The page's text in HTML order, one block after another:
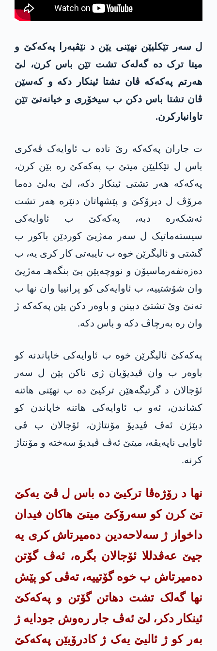
ل سەر تێکلیێن نهێنی یێن د نێڤبەرا پەکەکێ و
میتا ترک دە گەلەک تشت تێن باس کرن، لێ
هەرتم پەکەکە ڤان تشتا ئینکار دکە و کەسێن
ڤان تشتا باس دکن ب سیخۆری و خیانەتێ تێن
تاوانبارکرن.
ت جاران پەکەکە رێ نادە ب ئاوایەک ڤەکری
باس ل تێکلیێن میتێ ب پەکەکێ رە بێن کرن،
پەکەکە هەر تشتی ئینکار دکە، لێ بەلێ دەما
مرۆڤ ل دیرۆکێ و پێشهاتان دنێرە هەر تشت
ئەشکەرە دبە، پەکەکێ ب ئاوایەکی
سیستەماتیک ل سەر مه‌ژیێ کوردێن باکور ب
گشتی و ئالیگرێن خوە ب تایبەتی کار کری یە، ب
دەزەنفەرماسیۆن و نووچەیێن بێ بنگەهـ مه‌ژیێ
وان شۆشتییە، ب ئاوایەکی کو پرانییا وان نها ب
تەنێ وێ تشتێ دبینن و باوەر دکن یێن پەکەکە ژ
وان رە بەرچاڤ دکە و باس دکە.
پەکەکێ ئالیگرێن خوە ب ئاوایەکی خاپاندنە کو
باوەر ب وان ڤیدیۆیان ژی ناکن یێن ل سەر
ئۆجالان د گرتیگەهێن ترکیێ دە ب نهێنی هاتنە
کشاندن، ئەو ب ئاوایەکی هاتنە خاپاندن کو
دبێژن ئەڤ ڤیدیۆ مۆنتاژن، ئۆجالان ب ڤی
ئاوایی ناپەیڤە، میتێ ئەڤ ڤیدیۆ سەختە و مۆنتاژ
کرنە.
نها د رۆژەڤا ترکیێ دە باس ل ڤێ یەکێ
تێ کرن کو سەرۆکێ میتێ هاکان فیدان
داخواز ژ سەلاحەدین دەمیرتاش کری یە
جیێ عەڤدللا ئۆجالان بگرە، ئەڤ گۆتن
دەمیرتاش ب خوە گۆتییە، تەڤی کو پێش
نها گەلک تشت دهاتن گۆتن و پەکەکێ
ئینکار دکر، لێ ئەڤ جار رەوش جودایە ژ
بەر کو ژ ئالیێ یەک ژ کادرۆیێن پەکەکێ